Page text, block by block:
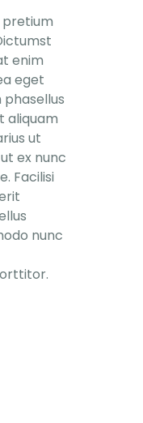
pretium
enim
eget
aliquam
ut
ex nunc
Facilisi
nunc